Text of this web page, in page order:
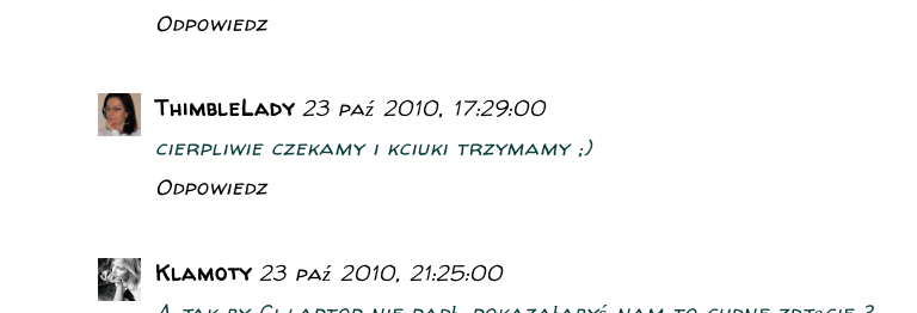
Odpowiedz
ThimbleLady 23 paź 2010, 17:29:00
cierpliwie czekamy i kciuki trzymamy ;)
Odpowiedz
Klamoty 23 paź 2010, 21:25:00